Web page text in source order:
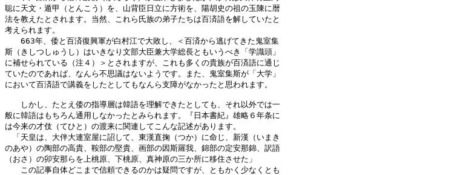
聡に天文・遁甲（とんこう）を、山背臣日立に方術を、陽胡史の祖の玉陳に暦
法を教えたとされます。当然、これら氏族の弟子たちは百済語を解していたと
考えられます。
663年、倭と百済復興軍が白村江で大敗し、＜百済から逃げてきた鬼室集
斯（きしつしゅうし）はいきなり文部大臣兼大学総長ともいうべき「学識頭」
に補せられている（注４）＞とされますが、これも多くの貴族が百済語に通じ
ていたのであれば、なんら不思議はないようです。また、鬼室集斯が「大学」
において百済語で講義をしたとしてもなんら支障がなかったと思われます。
しかし、たとえ倭の指導層は韓語を理解できたとしても、それ以外では一
般に韓語はもちろん通用しなかったとみられます。『日本書紀』雄略６年条に
は今来の才伎（てひと）の渡来に関連してこんな記述があります。
「天皇は、大伴大連室屋に詔して、東漢直掬（つか）に命じ、新漢（いまき
のあや）の陶部の高貴、鞍部の堅貴、画部の因斯羅我、錦部の定安那錦、訳語
（おさ）の卯安那らを上桃原、下桃原、真神原の三か所に移住させた」
この記事自体どこまで信頼できるのかは疑問ですが、ともかく少なくとも